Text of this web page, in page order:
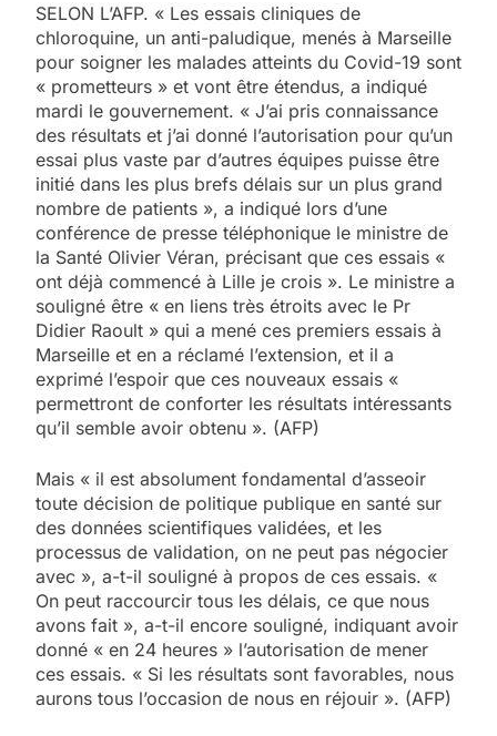
SELON L’AFP. « Les essais cliniques de
chloroquine, un anti-paludique, menés à Marseille
pour soigner les malades atteints du Covid-19 sont
« prometteurs » et vont être étendus, a indiqué
mardi le gouvernement. « J’ai pris connaissance
des résultats et j’ai donné l’autorisation pour qu’un
essai plus vaste par d’autres équipes puisse être
initié dans les plus brefs délais sur un plus grand
nombre de patients », a indiqué lors d’une
conférence de presse téléphonique le ministre de
la Santé Olivier Véran, précisant que ces essais «
ont déjà commencé à Lille je crois ». Le ministre a
souligné être « en liens très étroits avec le Pr
Didier Raoult » qui a mené ces premiers essais à
Marseille et en a réclamé l’extension, et il a
exprimé l’espoir que ces nouveaux essais «
permettront de conforter les résultats intéressants
qu’il semble avoir obtenu ». (AFP)
Mais « il est absolument fondamental d’asseoir
toute décision de politique publique en santé sur
des données scientifiques validées, et les
processus de validation, on ne peut pas négocier
avec », a-t-il souligné à propos de ces essais. «
On peut raccourcir tous les délais, ce que nous
avons fait », a-t-il encore souligné, indiquant avoir
donné « en 24 heures » l’autorisation de mener
ces essais. « Si les résultats sont favorables, nous
aurons tous l’occasion de nous en réjouir ». (AFP)